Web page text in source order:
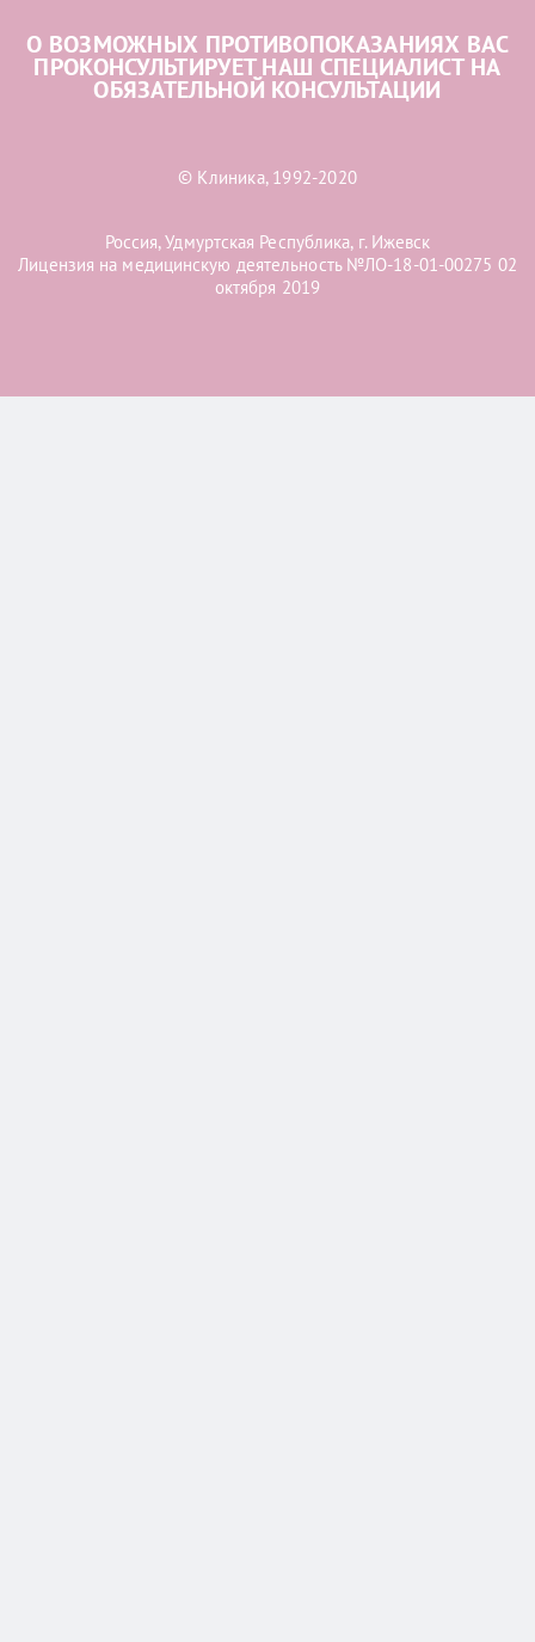
О ВОЗМОЖНЫХ ПРОТИВОПОКАЗАНИЯХ ВАС
ПРОКОНСУЛЬТИРУЕТ НАШ СПЕЦИАЛИСТ НА
ОБЯЗАТЕЛЬНОЙ КОНСУЛЬТАЦИИ
© Клиника, 1992-2020
Россия, Удмуртская Республика, г. Ижевск
Лицензия на медицинскую деятельность №ЛО-18-01-00275 02
октября 2019